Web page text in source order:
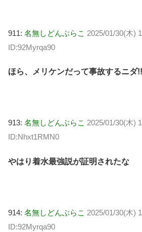
911: 名無しどんぶらこ 2025/01/30(木)
ID:92Myrqa90
ほら、メリケンだって事故するニダ!!
913: 名無しどんぶらこ 2025/01/30(木)
ID:Nhxt1RMN0
やはり着水最強説が証明されたな
914: 名無しどんぶらこ 2025/01/30(木)
ID:92Myrqa90